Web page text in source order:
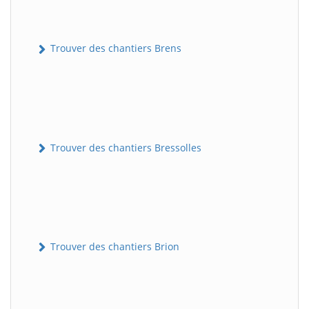
Trouver des chantiers Brens
Trouver des chantiers Bressolles
Trouver des chantiers Brion